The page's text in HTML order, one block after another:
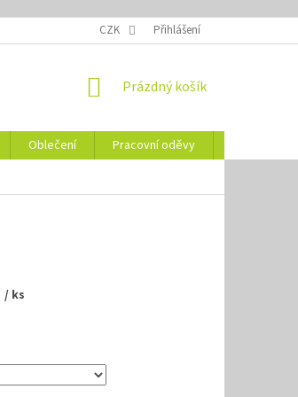
NÁVODY NA ÚDRŽBU
CZK Přihlášení
NÁKUPNÍ
Prázdný košík
Oblečení Pracovní oděvy
/ ks